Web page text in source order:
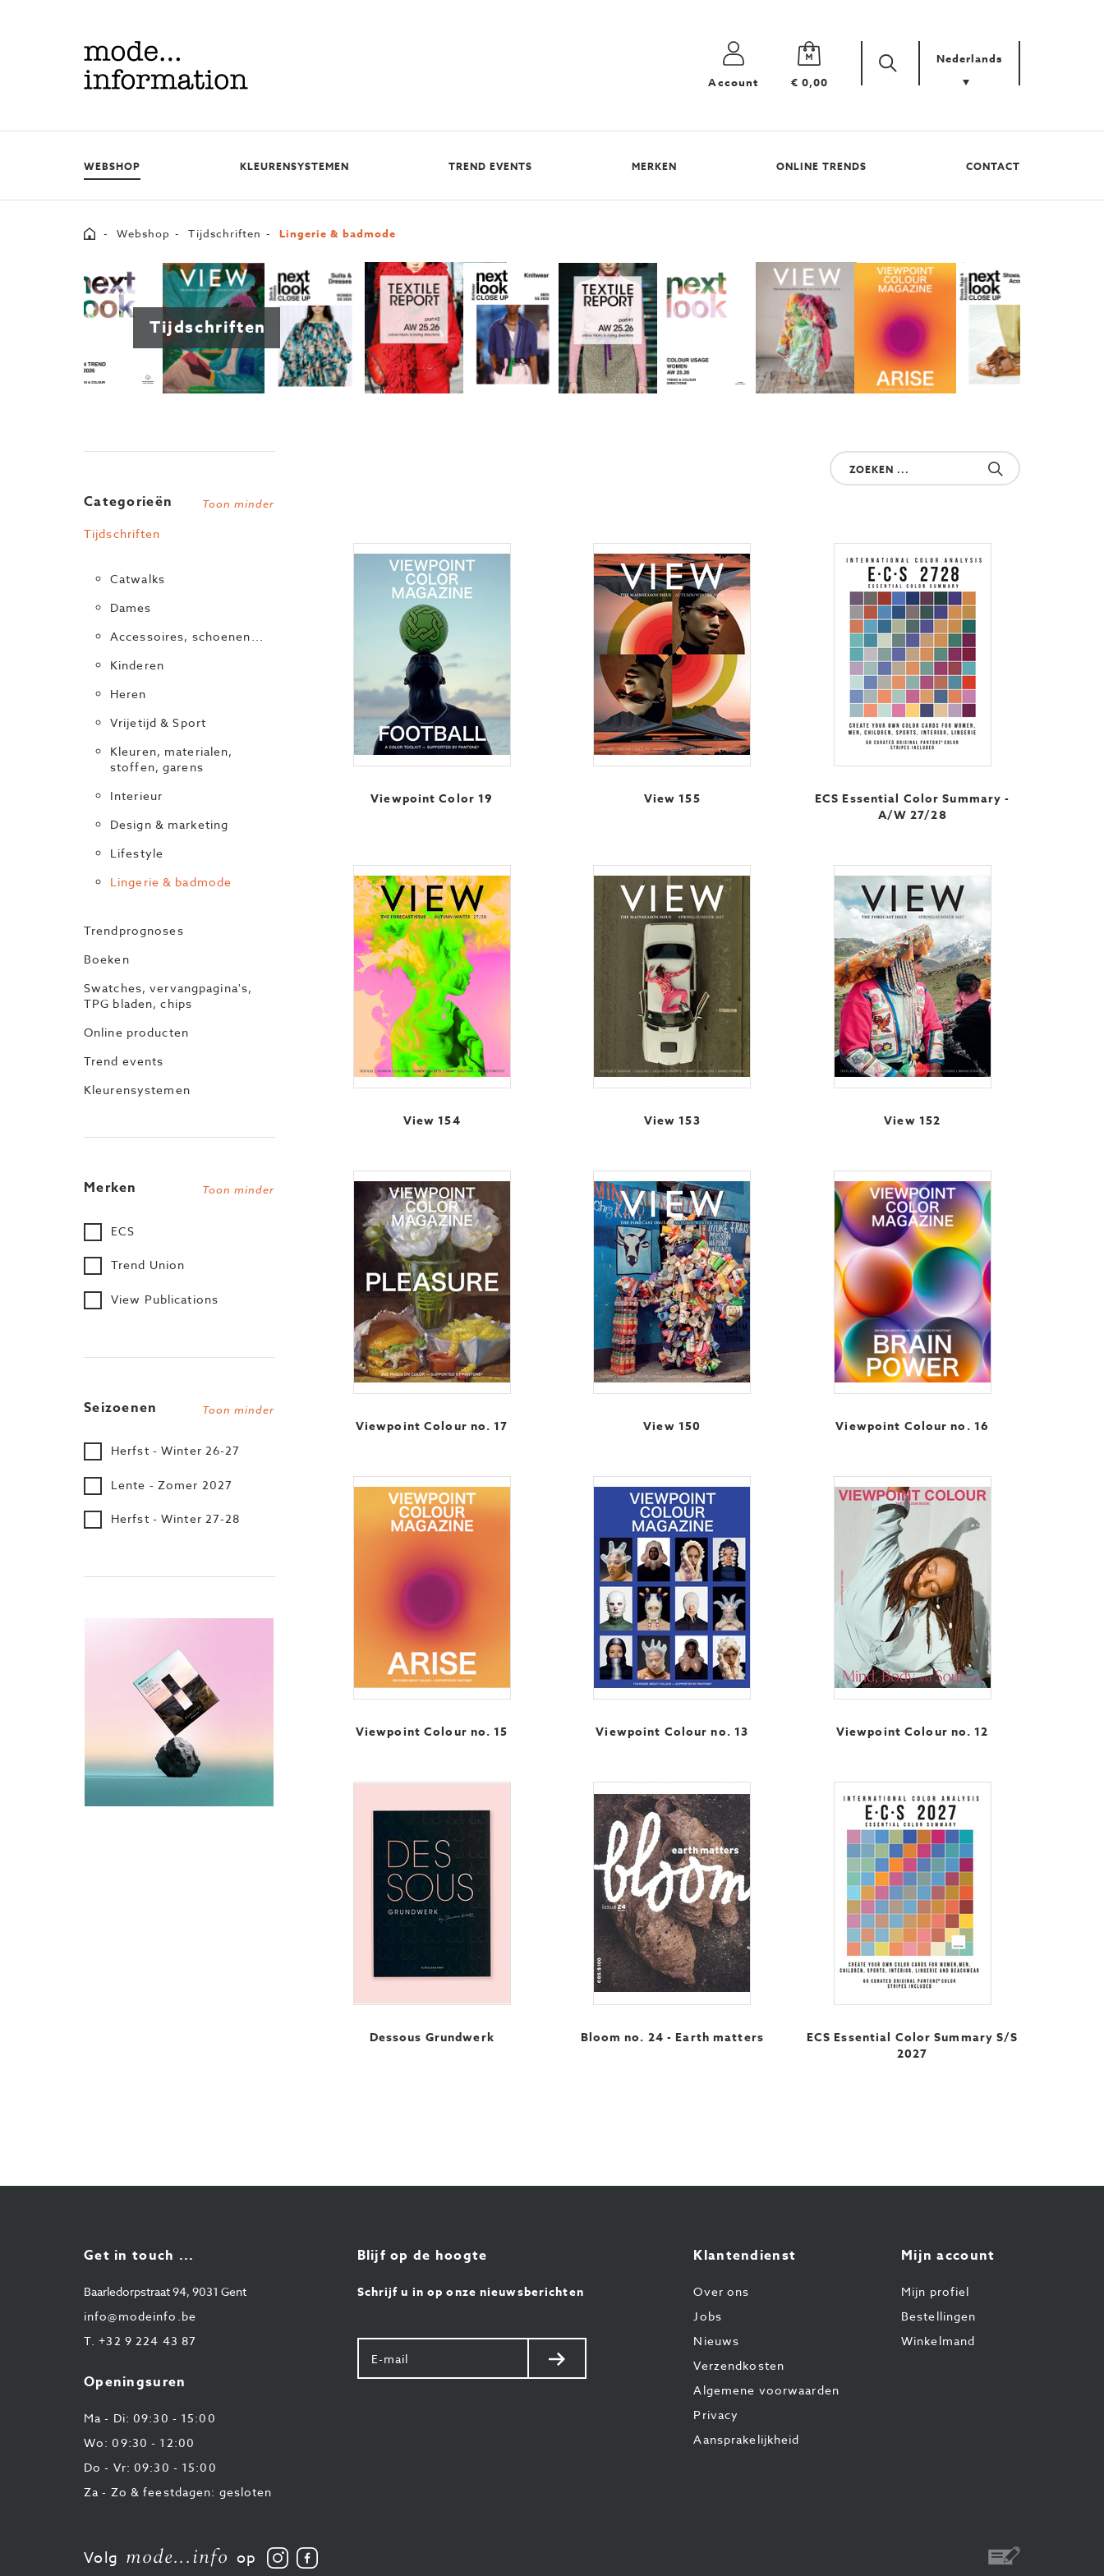
Mode
information
Account € 0,00
Zoek
uw
Zoek Nederlands
WEBSHOP KLEURENSYSTEMEN TREND EVENTS MERKEN ONLINE TRENDS CONTACT
HomeWebshop Tijdschriften Lingerie & badmode
Tijdschriften
Categorieën Toon minder
Tijdschriften
Catwalks
Dames
Accessoires, schoenen...
Kinderen
Heren
Vrijetijd & Sport
Kleuren, materialen,
stoffen, garens
Interieur
Design & marketing
Lifestyle
Lingerie & badmode
Trendprognoses
Boeken
Swatches, vervangpagina's,
TPG bladen, chips
Online producten
Trend events
Kleurensystemen
Merken Toon minder
ECS
Trend Union
View Publications
Seizoenen Toon minder
Herfst - Winter 26-27
Lente - Zomer 2027
Herfst - Winter 27-28
Zoek
uw
product
Viewpoint Color 19 View 155
ECS Essential Color Summary -
A/W 27/28
View 154 View 153 View 152
Viewpoint Colour no. 17 View 150 Viewpoint Colour no. 16
Viewpoint Colour no. 15 Viewpoint Colour no. 13 Viewpoint Colour no. 12
Dessous Grundwerk Bloom no. 24 - Earth matters
ECS Essential Color Summary S/S
2027
Get in touch ...
Baarledorpstraat 94, 9031 Gent
info@modeinfo.be
T.+32 9 224 43 87
Openingsuren
Ma - Di: 09:30 - 15:00
Wo: 09:30 - 12:00
Do - Vr: 09:30 - 15:00
Za - Zo & feestdagen: gesloten
Blijf op de hoogte
Schrijf u in op onze nieuwsberichten
Uw
mail
Verstuur
Klantendienst
Over ons
Jobs
Nieuws
Verzendkosten
Algemene voorwaarden
Privacy
Aansprakelijkheid
Mijn account
Mijn profiel
Bestellingen
Winkelmand
Volg mode...info op
Volg
ons
Vind
ons